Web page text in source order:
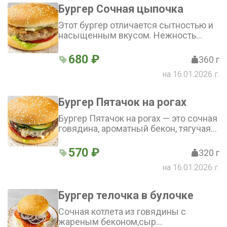
равнодушным
Бургер Сочная цыпочка
Этот бургер отличается сытностью и
насыщенным вкусом. Нежность
салата айсберг, пикантность бекона и
горчичного соуса, лёгкая острота
солёных огурцов и яркий сырный
бургер особенным
680 ₽ 360 г
на 16.01.2026 г.
Бургер Пятачок на рогах
Бургер Пятачок на рогах — это сочная
говядина, ароматный бекон, тягучая
также соусы BBQ и сладкий чили.
Попробуйте наш бургер из категории
Бургеры в сервисе доставки еды
570 ₽ 320 г
на 16.01.2026 г.
Бургер телочка в булочке
Сочная котлета из говядины с
жареным беконом,сыр